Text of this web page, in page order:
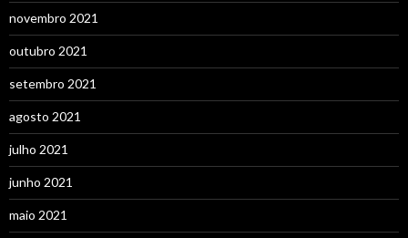
novembro 2021
outubro 2021
setembro 2021
agosto 2021
julho 2021
junho 2021
maio 2021